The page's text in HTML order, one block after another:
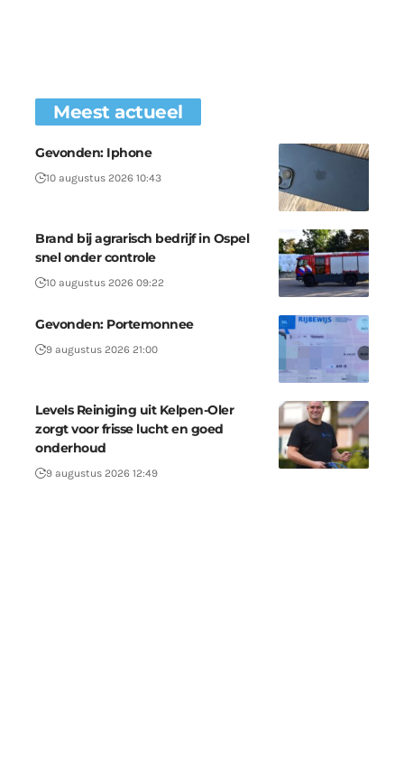
Meest actueel
Gevonden: Iphone
10 augustus 2026 10:43
Brand bij agrarisch bedrijf in Ospel
snel onder controle
10 augustus 2026 09:22
Gevonden: Portemonnee
9 augustus 2026 21:00
Levels Reiniging uit Kelpen-Oler
zorgt voor frisse lucht en goed
onderhoud
9 augustus 2026 12:49